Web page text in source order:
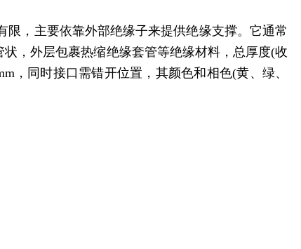
，主要依靠外部绝缘子来提供绝缘支撑。它通常
，外层包裹热缩绝缘套管等绝缘材料，总厚度(收
，同时接口需错开位置，其颜色和相色(黄、绿、